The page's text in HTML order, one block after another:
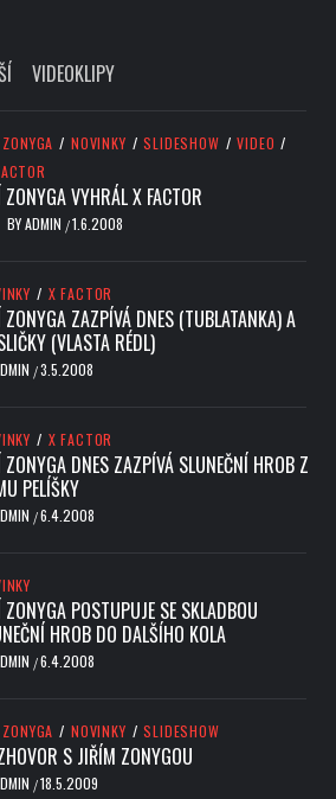
VIDEOKLIPY
/ NOVINKY / SLIDESHOW / VIDEO /
ZONYGA VYHRÁL X FACTOR
BYADMIN /1.6.2008
/ X FACTOR
ZONYGA ZAZPÍVÁ DNES (TUBLATANKA) A
(VLASTA RÉDL)
/3.5.2008
/ X FACTOR
ZONYGA DNES ZAZPÍVÁ SLUNEČNÍ HROB Z
PELÍŠKY
/6.4.2008
ZONYGA POSTUPUJE SE SKLADBOU
HROB DO DALŠÍHO KOLA
/6.4.2008
/ NOVINKY / SLIDESHOW
S JIŘÍM ZONYGOU
/18.5.2009